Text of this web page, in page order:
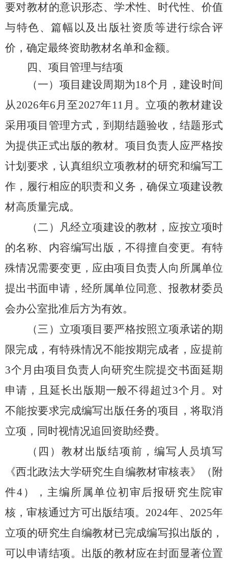
要对教材的意识形态、学术性、时代性、价值
与特色、篇幅以及出版社资质等进行综合评
价，确定最终资助教材名单和金额。
四、项目管理与结项
（一）项目建设周期为18个月，建设时间
从2026年6月至2027年11月 。立项的教材建设
采用项目管理方式，到期结题验收，结题形式
为提供正式出版的教材。项目负责人应严格按
计划要求，认真组织立项教材的研究和编写工
作，履行相应的职责和义务，确保立项建设教
材高质量完成。
（二）凡经立项建设的教材，应按立项时
的名称、内容编写出版，不得擅自变更。有特
殊情况需要变更，应由项目负责人向所属单位
提出书面申请，经所属单位同意、报教材委员
会办公室批准后方为有效。
（三）立项项目要严格按照立项承诺的期
限完成，有特殊情况不能按期完成者，应提前
3个月由项目负责人向研究生院提交书面延期
申请，且延长出版期一般不得超过3个月。对
不能按要求完成编写出版任务的项目，将取消
立项，同时视情况追回 资助经费。
（四）教材出版结项前，编写人员填写
《西北政法大学研究生自编教材审核表》（附
件4），主编所属单位初审后报研究生院审
核，审核通过方可出版结项。 2024年、2025年
立项的研究生自编教材已完成编写拟出版的，
可以申请结项。出版的教材应在封面显著位置